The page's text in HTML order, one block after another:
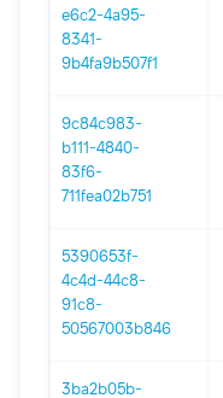
e6c2-4a95-
8341-
9b4fa9b507f1
9c84c983-
b111-4840-
83f6-
711fea02b751
5390653f-
4c4d-44c8-
91c8-
50567003b846
3ba2b05b-